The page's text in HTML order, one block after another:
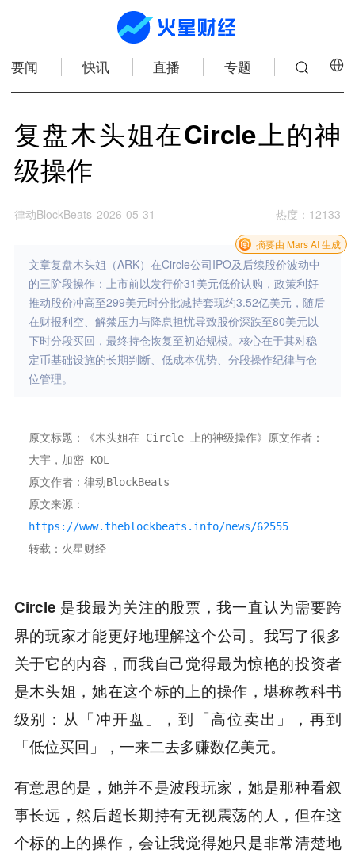
要闻 快讯 直播 专题
复盘木头姐在Circle上的神
级操作
律动BlockBeats 2026-05-31 热度 ： 12133
文章复盘木头姐（ARK）在Circle公司IPO及后续股价波动中
的三阶段操作：上市前以发行价31美元低价认购，政策利好
推动股价冲高至299美元时分批减持套现约3.52亿美元，随后
在财报利空、解禁压力与降息担忧导致股价深跌至80美元以
下时分段买回，最终持仓恢复至初始规模。核心在于其对稳
定币基础设施的长期判断、低成本优势、分段操作纪律与仓
位管理。
摘要由 Mars AI 生成
原文标题：《木头姐在 Circle 上的神级操作》原文作者：
大宇，加密 KOL
原文作者：律动BlockBeats
原文来源：
https://www.theblockbeats.info/news/62555
转载：火星财经
Circle 是我最为关注的股票 ，我一直认为需要跨
界的玩家才能更好地理解这个公司。我写了很多
关于它的内容，而我自己觉得最为惊艳的投资者
是木头姐，她在这个标的上的操作，堪称教科书
级别：从「冲开盘」，到「高位卖出」，再到
「低位买回」，一来二去多赚数亿美元。
有意思的是，她并不是波段玩家，她是那种看叙
事长远，然后超长期持有无视震荡的人，但在这
个标的上的操作，会让我觉得她只是非常清楚地